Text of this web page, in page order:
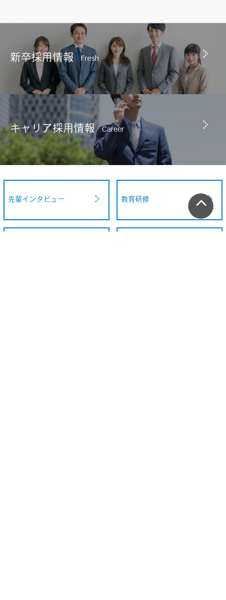
新卒採用情報 Fresh
キャリア採用情報 Career
先輩インタビュー 教育研修